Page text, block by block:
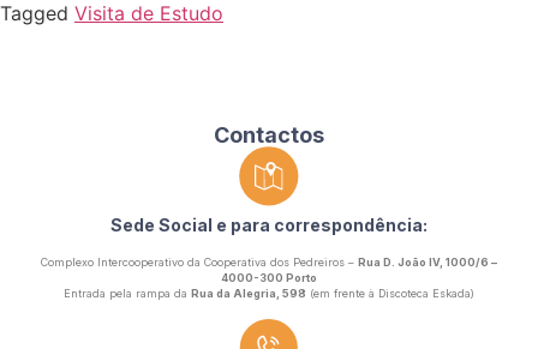
Tagged Visita de Estudo
Contactos
Sede Social e para correspondência:
Complexo Intercooperativo da Cooperativa dos Pedreiros – Rua D. João IV, 1000/6 –
4000-300 Porto
Entrada pela rampa da Rua da Alegria, 598 (em frente à Discoteca Eskada)